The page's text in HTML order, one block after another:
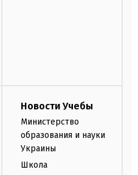
Новости Учебы
Министерство
образования и науки
Украины
Школа